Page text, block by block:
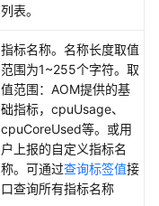
列表。
指标名称。名称长度取值
范围为1~255个字符。取
值范围：AOM提供的基
础指标，cpuUsage、
cpuCoreUsed等。或用
户上报的自定义指标名
称。可通过查询标签值接
口查询所有指标名称